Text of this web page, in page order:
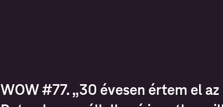
WOW #77. „30 évesen értem el